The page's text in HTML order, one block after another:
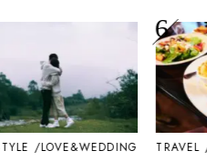
LOVE&WEDDING TRAVEL